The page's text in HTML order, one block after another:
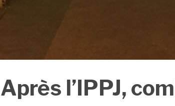
Après l’IPPJ,